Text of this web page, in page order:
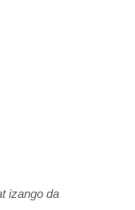
izango da